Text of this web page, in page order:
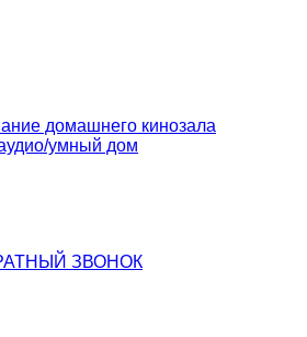
домашнего кинозала
умный дом
ЗВОНОК